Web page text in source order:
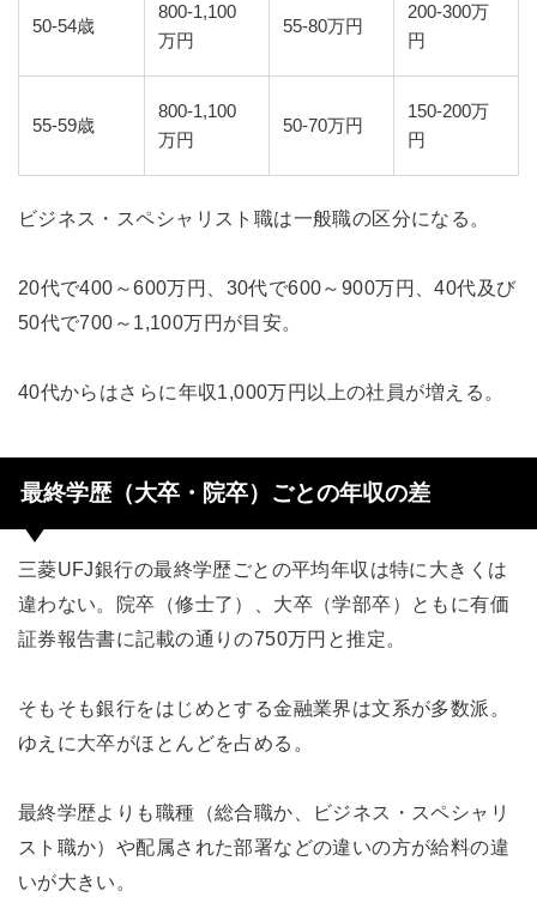
50-54歳
800-1,100
万円
55-80万円
200-300万
円
55-59歳
800-1,100
万円
50-70万円
150-200万
円
ビジネス・スペシャリスト職は一般職の区分になる。
20代で400～600万円、30代で600～900万円、40代及び
50代で700～1,100万円が目安。
40代からはさらに年収1,000万円以上の社員が増える。
最終学歴（大卒・院卒）ごとの年収の差
三菱UFJ銀行の最終学歴ごとの平均年収は特に大きくは
違わない。院卒（修士了）、大卒（学部卒）ともに有価
証券報告書に記載の通りの750万円と推定。
そもそも銀行をはじめとする金融業界は文系が多数派。
ゆえに大卒がほとんどを占める。
最終学歴よりも職種（総合職か、ビジネス・スペシャリ
スト職か）や配属された部署などの違いの方が給料の違
いが大きい。